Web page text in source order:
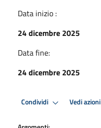
Data inizio :
24 dicembre 2025
Data fine:
24 dicembre 2025
Condividi Vedi azioni